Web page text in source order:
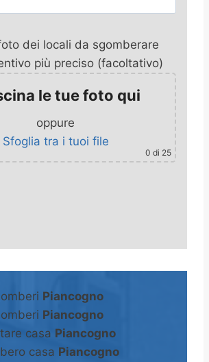
dei locali da sgomberare
più preciso (facoltativo)
le tue foto qui
oppure
Sfoglia tra i tuoi file
0 di 25
Piancogno
Piancogno
casa Piancogno
casa Piancogno